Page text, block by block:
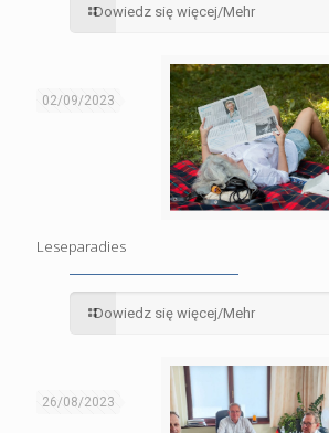
Dowiedz się więcej/Mehr
02/09/2023
Leseparadies
Dowiedz się więcej/Mehr
26/08/2023